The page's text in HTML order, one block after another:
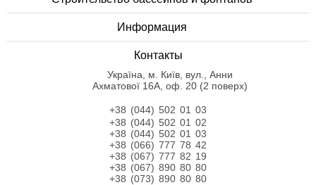
Информация
Контакты
Українa, м. Київ, вул., Анни
Ахматової 16А, оф. 20 (2 поверх)
+38 (044) 502 01 03
+38 (044) 502 01 02
+38 (044) 502 01 03
+38 (066) 777 78 42
+38 (067) 777 82 19
+38 (067) 890 80 80
+38 (073) 890 80 80